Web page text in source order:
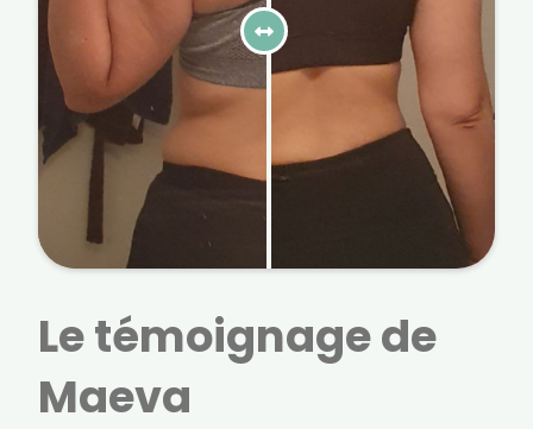
Le témoignage de
Maeva
courriels, l'heure à laquelle vous le faites
ainsi que des informations sur le terminal
que vous utilisez. Pour en savoir plus sur
ces traceurs, voir notre
confidentialité
Je reçois mon cadeau !
Votre adresse email sera utilisée par Digital Prisma Players
pour vous envoyer votre newsletter contenant des offres
commerciales personnalisées. Vous pourrez vous
désinscrire en utilisant le lien de désabonnement intégré
dans la newsletter. Pour en savoir plus et exercer vos droits,
prenez connaissance de notre